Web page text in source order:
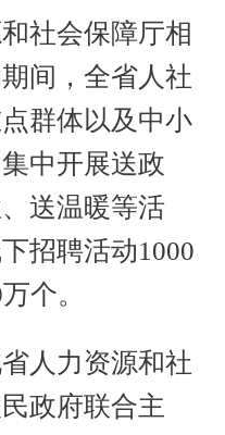
社会保障厅相
间，全省人社
群体以及中小
中开展送政
送温暖等活
招聘活动1000
个。
人力资源和社
政府联合主